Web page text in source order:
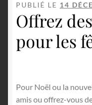
PUBLIÉ LE 14
Offrez
pour les
Pour Noël ou la
amis ou offrez-vous